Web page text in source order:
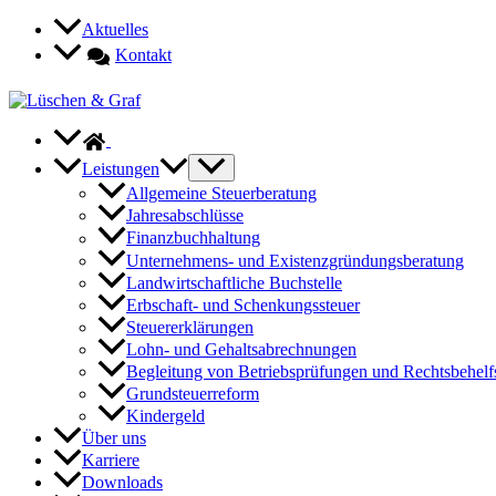
Zum
springen
Aktuelles
Kontakt
Leistungen
Allgemeine Steuerberatung
Jahresabschlüsse
Finanzbuchhaltung
Unternehmens- und Existenzgründungsberatung
Landwirtschaftliche Buchstelle
Erbschaft- und Schenkungssteuer
Steuererklärungen
Lohn- und Gehaltsabrechnungen
Begleitung von Betriebsprüfungen und
Grundsteuerreform
Kindergeld
Über uns
Karriere
Downloads